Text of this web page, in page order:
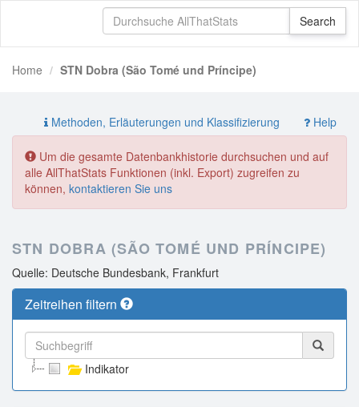
Home STN Dobra (São Tomé und Príncipe)
Methoden, Erläuterungen und Klassifizierung Help
Um die gesamte Datenbankhistorie durchsuchen und auf
alle AllThatStats Funktionen (inkl. Export) zugreifen zu
können, kontaktieren Sie uns
STN DOBRA (SÃO TOMÉ UND PRÍNCIPE)
Quelle: Deutsche Bundesbank, Frankfurt
Zeitreihen filtern
Indikator